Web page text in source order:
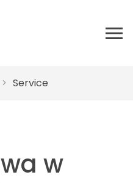
Service
w